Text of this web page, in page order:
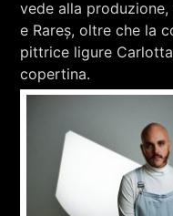
vede alla
e Rareș, oltre che la
pittrice ligure
copertina.